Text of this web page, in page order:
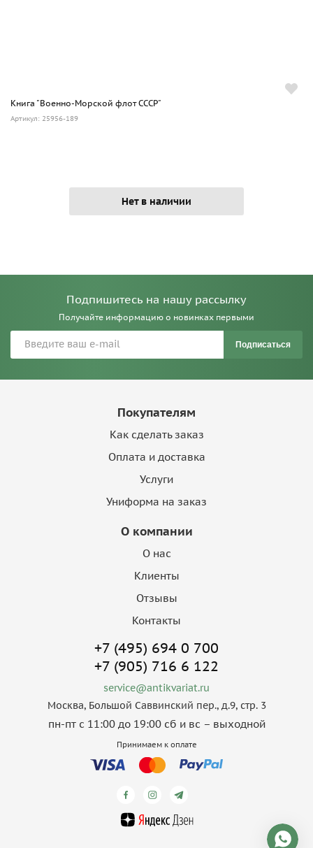
Книга "Военно-Морской флот СССР"
Артикул: 25956-189
Нет в наличии
Подпишитесь на нашу рассылку
Получайте информацию о новинках первыми
Подписаться
Покупателям
Как сделать заказ
Оплата и доставка
Услуги
Униформа на заказ
О компании
О нас
Клиенты
Отзывы
Контакты
+7 (495) 694 0 700
+7 (905) 716 6 122
service@antikvariat.ru
Москва, Большой Саввинский пер., д.9, стр. 3
пн-пт с 11:00 до 19:00 сб и вс – выходной
Принимаем к оплате